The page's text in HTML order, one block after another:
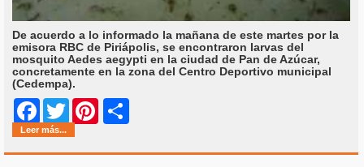
De acuerdo a lo informado la mañana de este martes por la
emisora RBC de Piriápolis, se encontraron larvas del
mosquito Aedes aegypti en la ciudad de Pan de Azúcar,
concretamente en la zona del Centro Deportivo municipal
(Cedempa).
Facebook
Twitter Pinterest
Leer más...